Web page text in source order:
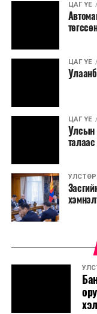
ЦАГ ҮЕ
ЦАГ ҮЕ
ЦАГ ҮЕ
Улсын